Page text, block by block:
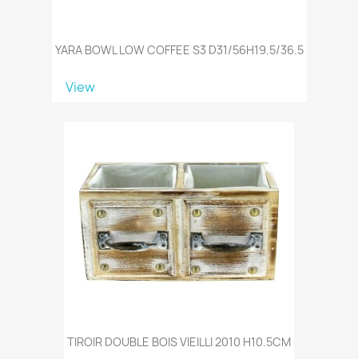
YARA BOWL LOW COFFEE S3 D31/56H19.5/36.5
View
TIROIR DOUBLE BOIS VIEILLI 2010 H10.5CM